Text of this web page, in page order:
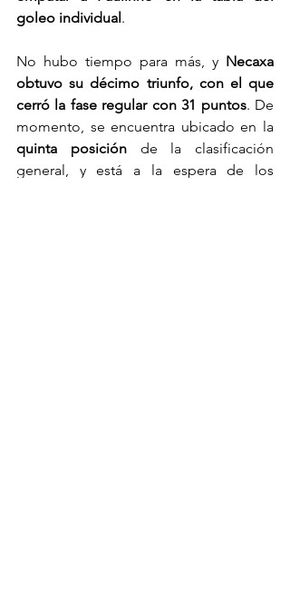
goleo individual .
No hubo tiempo para más, y Necaxa
obtuvo su décimo triunfo, con el que
cerró la fase regular con 31 puntos. De
quinta posición de la clasificación
general, y está a la espera de los